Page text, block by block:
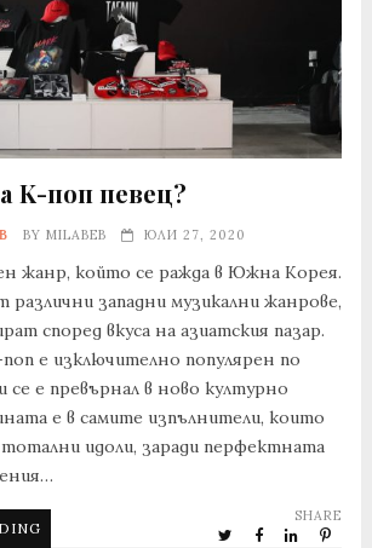
K-поп певец?
BY MILABEB ЮЛИ 27, 2020
жанр, който се ражда в Южна Корея.
различни западни музикални жанрове,
според вкуса на азиатския пазар.
е изключително популярен по
се е превърнал в ново културно
е в самите изпълнители, които
идоли, заради перфектната
SHARE